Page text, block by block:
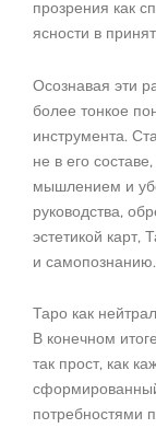
прозрения как
ясности в
Осознавая эти
более тонкое
инструмента.
не в его
мышлением и
руководства,
эстетикой карт,
и самопознанию.
Таро как
В конечном
так прост, как
потребностями